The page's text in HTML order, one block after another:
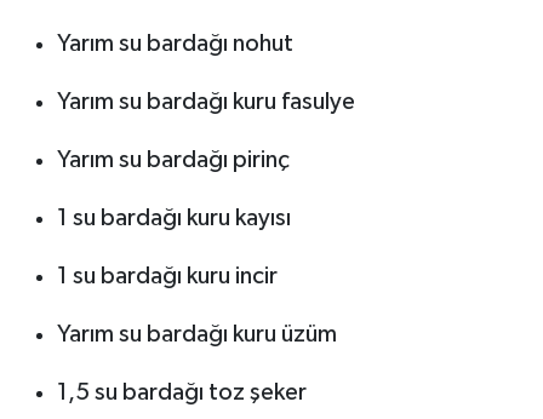
Yarım su bardağı nohut
Yarım su bardağı kuru fasulye
Yarım su bardağı pirinç
1 su bardağı kuru kayısı
1 su bardağı kuru incir
Yarım su bardağı kuru üzüm
1,5 su bardağı toz şeker